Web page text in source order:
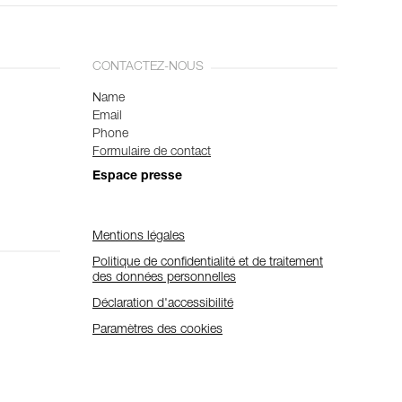
CONTACTEZ-NOUS
Name
Email
Phone
Formulaire de contact
Espace presse
Mentions légales
Politique de confidentialité et de traitement
des données personnelles
Déclaration d'accessibilité
Paramètres des cookies